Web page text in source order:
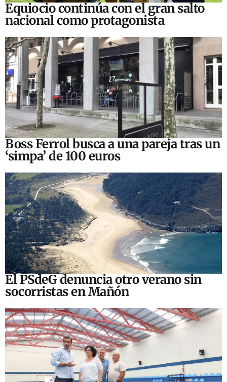
Equiocio continúa con el gran salto
nacional como protagonista
Boss Ferrol busca a una pareja tras un
‘simpa’ de 100 euros
El PSdeG denuncia otro verano sin
socorristas en Mañón